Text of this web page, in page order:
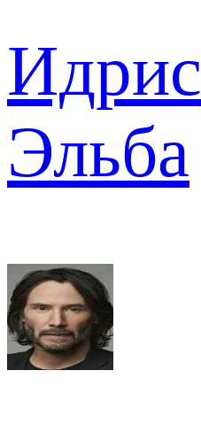
Идрис
Эльба